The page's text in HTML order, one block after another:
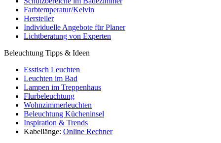
Farbtemperatur/Kelvin
Hersteller
Individuelle Angebote für Planer
Lichtberatung von Experten
Beleuchtung Tipps & Ideen
Esstisch Leuchten
Leuchten im Bad
Lampen im Treppenhaus
Flurbeleuchtung
Wohnzimmerleuchten
Beleuchtung Kücheninsel
Inspiration & Trends
Kabellänge: Online Rechner